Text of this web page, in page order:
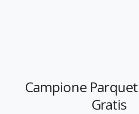
Campione
Gratis